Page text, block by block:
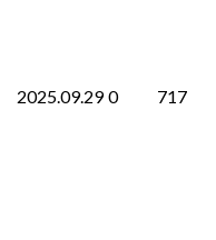
2025.09.29 0 717